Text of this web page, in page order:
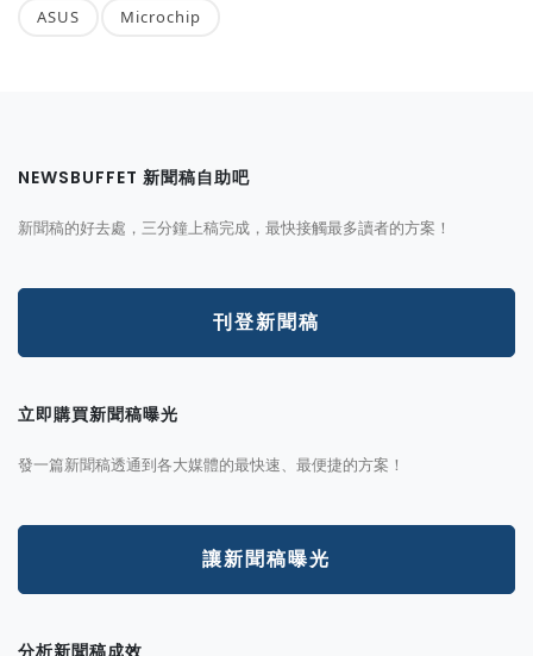
ASUS Microchip
NEWSBUFFET 新聞稿自助吧
新聞稿的好去處，三分鐘上稿完成，最快接觸最多讀者的方案！
刊登新聞稿
立即購買新聞稿曝光
發一篇新聞稿透通到各大媒體的最快速、最便捷的方案！
讓新聞稿曝光